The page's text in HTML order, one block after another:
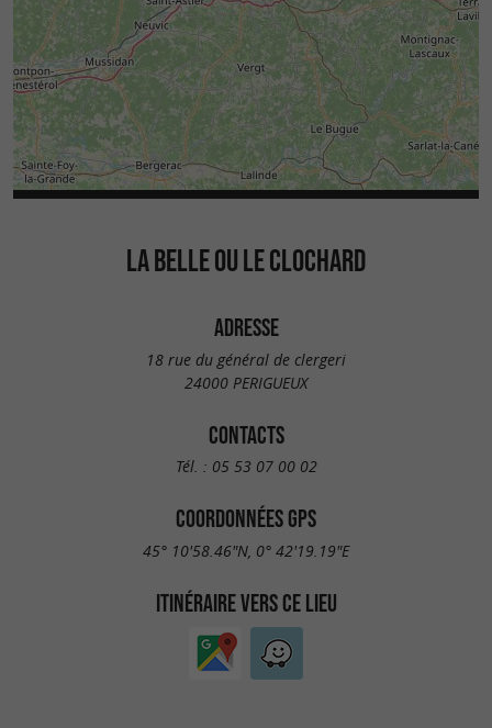
LA BELLE OU LE CLOCHARD
ADRESSE
18 rue du général de clergeri
24000 PERIGUEUX
CONTACTS
Tél. : 05 53 07 00 02
COORDONNÉES GPS
45° 10'58.46"N, 0° 42'19.19"E
ITINÉRAIRE VERS CE LIEU